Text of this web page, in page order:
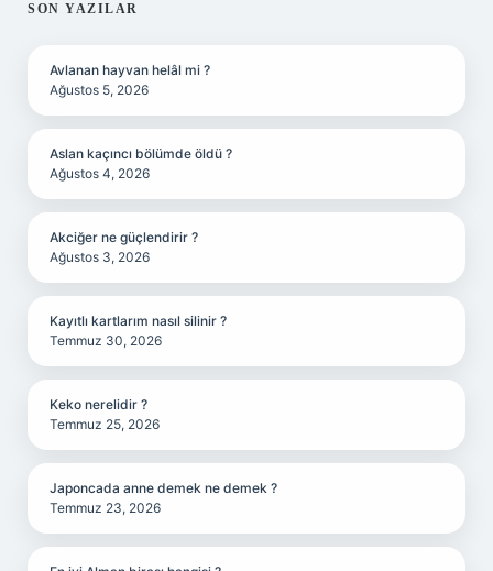
SIDEBAR
SON YAZILAR
Avlanan hayvan helâl mi ?
Ağustos 5, 2026
Aslan kaçıncı bölümde öldü ?
Ağustos 4, 2026
Akciğer ne güçlendirir ?
Ağustos 3, 2026
Kayıtlı kartlarım nasıl silinir ?
Temmuz 30, 2026
Keko nerelidir ?
Temmuz 25, 2026
Japoncada anne demek ne demek ?
Temmuz 23, 2026